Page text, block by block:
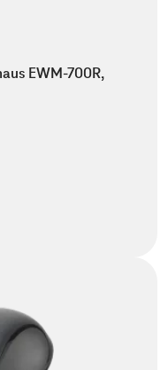
EWM-700R,